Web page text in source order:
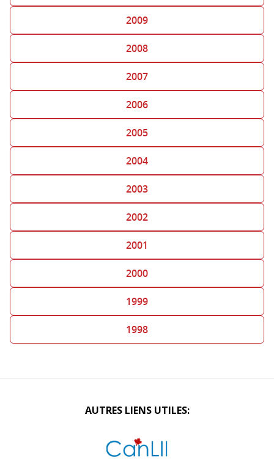
2009
2008
2007
2006
2005
2004
2003
2002
2001
2000
1999
1998
AUTRES LIENS UTILES: